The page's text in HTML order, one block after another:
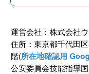
運営会社：株式会社
住所：東京都千代田
階(所在地確認用
公安委員会技能指導